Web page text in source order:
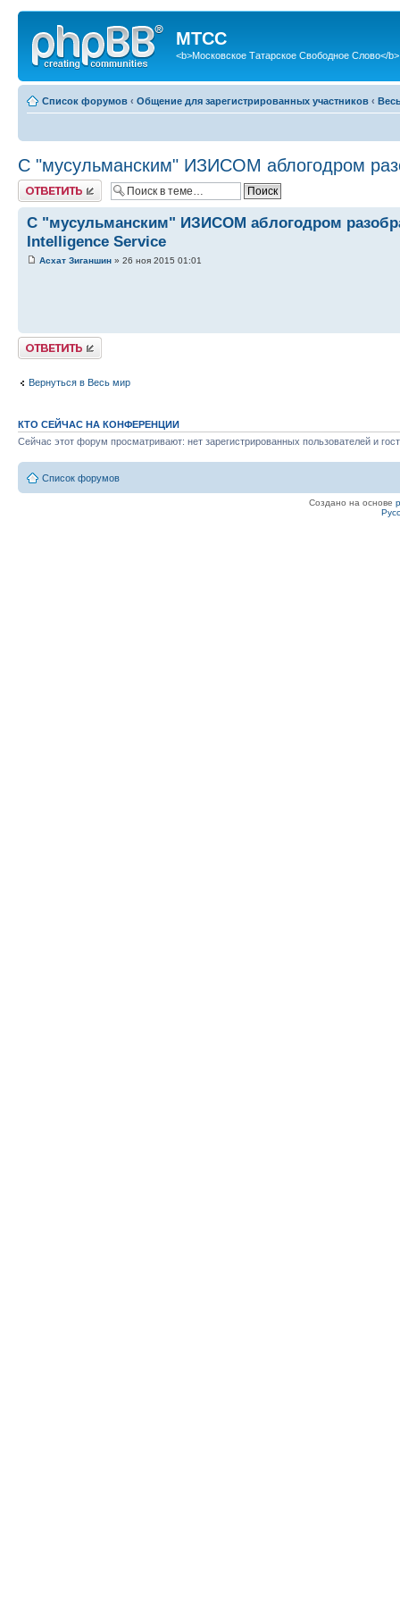
МТСС
<b>Московское Татарское Свободное Слово</b>
Список форумов ‹ Общение для зарегистрированных участников ‹
С "мусульманским" ИЗИСОМ аблогодром
Ответить
С "мусульманским" ИЗИСОМ аблогодром
Intelligence Service
Асхат Зиганшин » 26 ноя 2015 01:01
Ответить
Вернуться в Весь мир
КТО СЕЙЧАС НА КОНФЕРЕНЦИИ
Сейчас этот форум просматривают: нет зарегистрированных пользователей и
Список форумов
Создано на основе